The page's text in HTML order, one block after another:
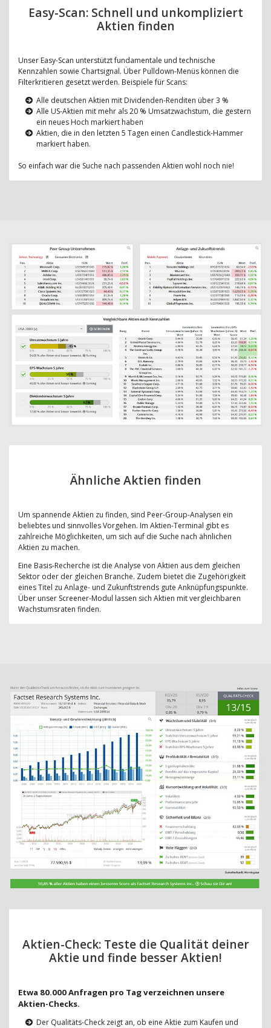
Easy-Scan: Schnell und unkompliziert
Aktien finden
Unser Easy-Scan unterstützt fundamentale und technische
Kennzahlen sowie Chartsignal. Über Pulldown-Menüs können die
Filterkritieren gesetzt werden. Beispiele für Scans:
Alle deutschen Aktien mit Dividenden-Renditen über 3 %
Alle US-Aktien mit mehr als 20 % Umsatzwachstum, die gestern
ein neues Hoch markiert haben
Aktien, die in den letzten 5 Tagen einen Candlestick-Hammer
markiert haben.
So einfach war die Suche nach passenden Aktien wohl noch nie!
Ähnliche Aktien finden
Um spannende Aktien zu finden, sind Peer-Group-Analysen ein
beliebtes und sinnvolles Vorgehen. Im Aktien-Terminal gibt es
zahlreiche Möglichkeiten, um sich auf die Suche nach ähnlichen
Aktien zu machen.
Eine Basis-Recherche ist die Analyse von Aktien aus dem gleichen
Sektor oder der gleichen Branche. Zudem bietet die Zugehörigkeit
eines Titel zu Anlage- und Zukunftstrends gute Anknüpfungspunkte.
Über unser Screener-Modul lassen sich Aktien mit vergleichbaren
Wachstumsraten finden.
Aktien-Check: Teste die Qualität deiner
Aktie und finde besser Aktien!
Etwa 80.000 Anfragen pro Tag verzeichnen unsere
Aktien-Checks.
Der Qualitäts-Check zeigt an, ob eine Aktie zum Kaufen und